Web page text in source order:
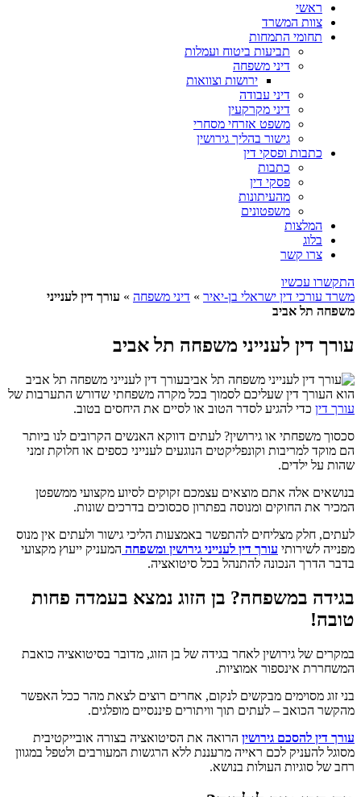
ראשי
צוות המשרד
תחומי התמחות
תביעות ביטוח ועמלות
דיני משפחה
ירושות וצוואות
דיני עבודה
דיני מקרקעין
משפט אזרחי מסחרי
גישור בהליך גירושין
כתבות ופסקי דין
כתבות
פסקי דין
מהעיתונות
משפטונים
המלצות
בלוג
צרו קשר
התקשרו עכשיו
משרד עורכי דין ישראלי בן-יאיר » דיני משפחה » עורך דין לענייני
משפחה תל אביב
עורך דין לענייני משפחה תל אביב
עורך דין לענייני משפחה תל אביב
הוא העורך דין שעליכם לסמוך בכל מקרה משפחתי שדורש התערבות של
עורך דין כדי להגיע לסדר הטוב או לסיים את היחסים בטוב.
סכסוך משפחתי או גירושין? לעתים דווקא האנשים הקרובים לנו ביותר
הם מוקד למריבות וקונפליקטים הנוגעים לענייני כספים או חלוקת זמני
שהות על ילדים.
בנושאים אלה אתם מוצאים עצמכם זקוקים לסיוע מקצועי ממשפטן
המכיר את החוקים ומנוסה בפתרון סכסוכים בדרכים שונות.
לעתים, חלק מצליחים להתפשר באמצעות הליכי גישור ולעתים אין מנוס
מפנייה לשירותי עורך דין לענייני גירושין ומשפחה המעניק ייעוץ מקצועי
בדבר הדרך הנכונה להתנהל בכל סיטואציה.
בגידה במשפחה? בן הזוג נמצא בעמדה פחות
טובה!
במקרים של גירושין לאחר בגידה של בן הזוג, מדובר בסיטואציה כואבת
המשחררת אינספור אמוציות.
בני זוג מסוימים מבקשים לנקום, אחרים רוצים לצאת מהר ככל האפשר
מהקשר הכואב – לעתים תוך וויתורים פיננסיים מופלגים.
עורך דין להסכם גירושין הרואה את הסיטואציה בצורה אובייקטיבית
מסוגל להעניק לכם ראייה מרעננת ללא הרגשות המעורבים ולטפל במגוון
רחב של סוגיות העולות בנושא.